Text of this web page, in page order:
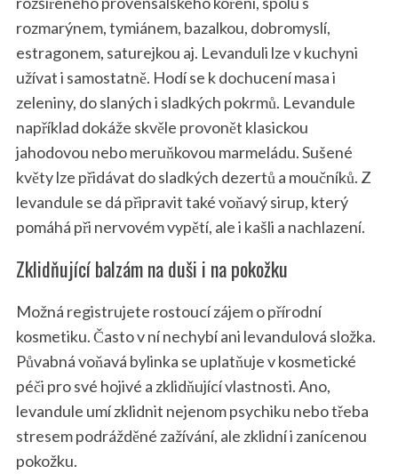
rozmarýnem, tymiánem, bazalkou, dobromyslí,
estragonem, saturejkou aj. Levanduli lze v kuchyni
užívat i samostatně. Hodí se k dochucení masa i
zeleniny, do slaných i sladkých pokrmů. Levandule
například dokáže skvěle provonět klasickou
jahodovou nebo meruňkovou marmeládu. Sušené
květy lze přidávat do sladkých dezertů a moučníků. Z
levandule se dá připravit také voňavý sirup, který
pomáhá při nervovém vypětí, ale i kašli a nachlazení.
Zklidňující balzám na duši i na pokožku
Možná registrujete rostoucí zájem o přírodní
kosmetiku. Často v ní nechybí ani levandulová složka.
Půvabná voňavá bylinka se uplatňuje v kosmetické
péči pro své hojivé a zklidňující vlastnosti. Ano,
levandule umí zklidnit nejenom psychiku nebo třeba
stresem podrážděné zažívání, ale zklidní i zanícenou
pokožku.